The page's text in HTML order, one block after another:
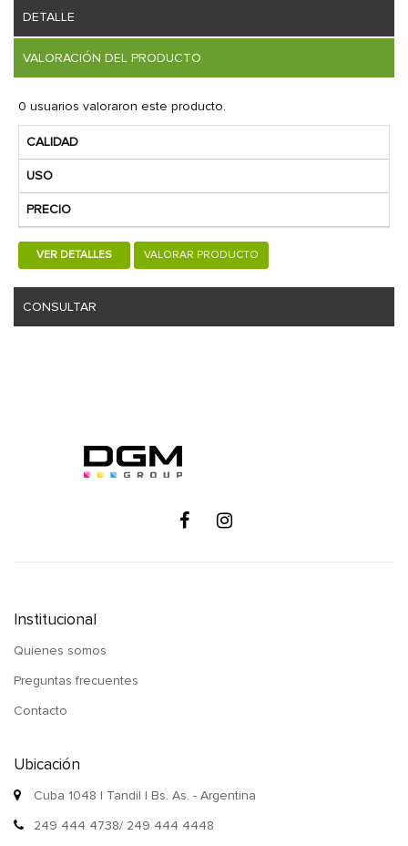
DETALLE
VALORACIÓN DEL PRODUCTO
0 usuarios valoraron este producto.
CALIDAD
USO
PRECIO
VER DETALLES VALORAR PRODUCTO
CONSULTAR
Institucional
Quienes somos
Preguntas frecuentes
Contacto
Ubicación
Cuba 1048 | Tandil | Bs. As. - Argentina
249 444 4738/ 249 444 4448